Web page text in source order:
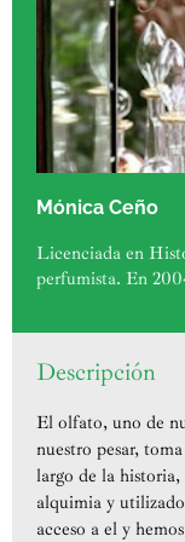
Mónica Ceño
Licenciada en
perfumista. En
Descripción
El olfato, uno de
nuestro pesar,
largo de la
alquimia y
acceso a el y